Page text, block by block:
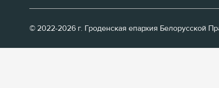
© 2022-2026 г. Гроденская епархия Белорусской